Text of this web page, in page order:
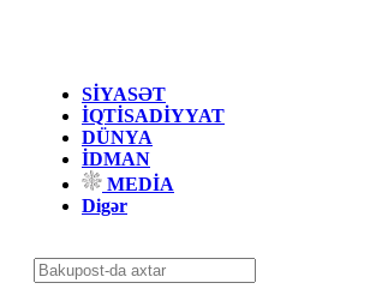
SİYASƏT
İQTİSADİYYAT
DÜNYA
İDMAN
MEDİA
Digər